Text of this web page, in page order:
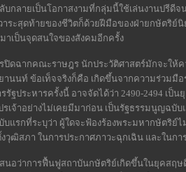
บกลายเป็นโอกาสงามที่กลุ่มนี้ใช้เล่นงานปรีดี
าระสุดท้ายของชีวิตก็ด้วยฝีมือของฝ่ายกษัตริย์
าเป็นจุดสนใจของสังคมอีกครั้ง
รปิดฉากคณะราษฎร นักประวัติศาสตร์มักจะใ
นนท์ ข้อเท็จจริงก็คือ เกิดขึ้นจากความร่วมมื
รัฐประหารครั้งนี้ อาจจัดได้ว่า 2490-2494 เ
เจ้าอย่างไม่เคยมีมาก่อน เป็นรัฐธรรมนูญฉบั
บแรกที่ระบุว่า ผู้ใดจะฟ้องร้องพระมหากษัตริย์
งวุฒิสภา ในการประกาศภาวะฉุกเฉิน และในก
นอว่าการฟื้นฟูสถาบันกษัตริย์เกิดขึ้นในยุคสฤษ